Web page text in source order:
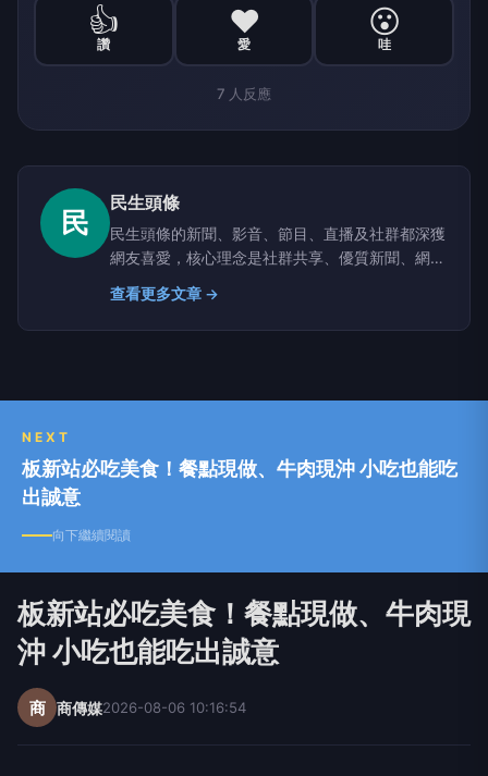
👍
讚
❤️
愛
😮
哇
7 人反應
民
民生頭條
民生頭條的新聞、影音、節目、直播及社群都深獲
網友喜愛，核心理念是社群共享、優質新聞、網路
互動及行銷優化；沒有腥羶色與政治謾罵，重視名
家共筆，提供行銷專案合作，歡迎來函！
查看更多文章 →
NEXT
板新站必吃美食！餐點現做、牛肉現沖 小吃也能吃
出誠意
向下繼續閱讀
板新站必吃美食！餐點現做、牛肉現
沖 小吃也能吃出誠意
商 商傳媒2026-08-06 10:16:54